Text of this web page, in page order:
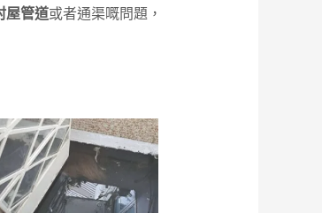
屋管道或者通渠嘅問題，